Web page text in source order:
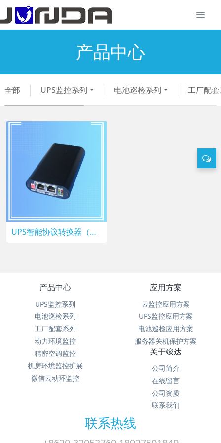
产品中心
全部 UPS监控系列 电池巡检系列 工厂配
UPS智能协议转换器（Modbus卡）
产品中心
UPS监控系列
电池巡检系列
工厂配套系列
动力环境监控
精密空调监控
机房环境监控扩展
微信云动环监控
应用方案
云监控应用方案
UPS监控应用方案
电池巡检应用方案
服务器关机保护方案
关于竣达
公司简介
在线留言
公司资质
联系我们
联系热线